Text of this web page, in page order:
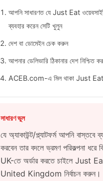
আপনি সাধারণত যে Just Eat
ব্যবহার করেন সেটি খুলুন
দেশ বা ডোমেইন চেক করুন
আপনার ডেলিভারি ঠিকানার দেশ নিশ্চিত
ACEB.com-এ মিল থাকা Just Eat
সাধারণ ভুল
যে অ্যাকাউন্ট/প্ল্যাটফর্ম আপনি বাস্তবে
করবেন তার বদলে ভ্রমণ পরিকল্পনা ধরে
UK-তে অর্ডার করতে চাইলে Just
United Kingdom নির্বাচন করুন।